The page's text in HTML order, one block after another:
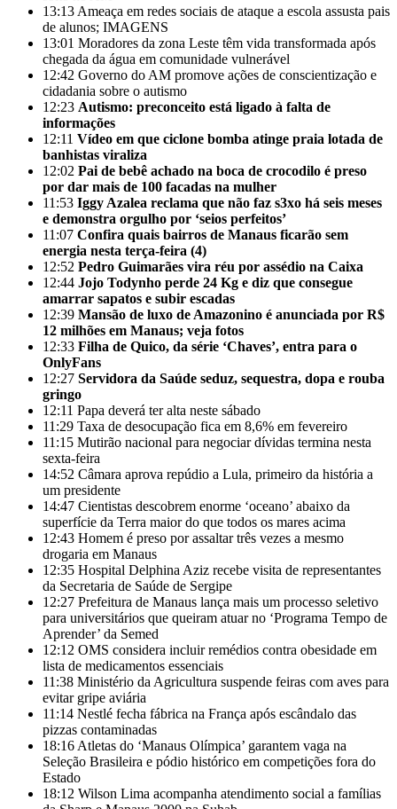
13:13 Ameaça em redes sociais de ataque a escola assusta pais
de alunos; IMAGENS
13:01 Moradores da zona Leste têm vida transformada após
chegada da água em comunidade vulnerável
12:42 Governo do AM promove ações de conscientização e
cidadania sobre o autismo
12:23 Autismo: preconceito está ligado à falta de
informações
12:11 Vídeo em que ciclone bomba atinge praia lotada de
banhistas viraliza
12:02 Pai de bebê achado na boca de crocodilo é preso
por dar mais de 100 facadas na mulher
11:53 Iggy Azalea reclama que não faz s3xo há seis meses
e demonstra orgulho por ‘seios perfeitos’
11:07 Confira quais bairros de Manaus ficarão sem
energia nesta terça-feira (4)
12:52 Pedro Guimarães vira réu por assédio na Caixa
12:44 Jojo Todynho perde 24 Kg e diz que consegue
amarrar sapatos e subir escadas
12:39 Mansão de luxo de Amazonino é anunciada por R$
12 milhões em Manaus; veja fotos
12:33 Filha de Quico, da série ‘Chaves’, entra para o
OnlyFans
12:27 Servidora da Saúde seduz, sequestra, dopa e rouba
gringo
12:11 Papa deverá ter alta neste sábado
11:29 Taxa de desocupação fica em 8,6% em fevereiro
11:15 Mutirão nacional para negociar dívidas termina nesta
sexta-feira
14:52 Câmara aprova repúdio a Lula, primeiro da história a
um presidente
14:47 Cientistas descobrem enorme ‘oceano’ abaixo da
superfície da Terra maior do que todos os mares acima
12:43 Homem é preso por assaltar três vezes a mesmo
drogaria em Manaus
12:35 Hospital Delphina Aziz recebe visita de representantes
da Secretaria de Saúde de Sergipe
12:27 Prefeitura de Manaus lança mais um processo seletivo
para universitários que queiram atuar no ‘Programa Tempo de
Aprender’ da Semed
12:12 OMS considera incluir remédios contra obesidade em
lista de medicamentos essenciais
11:38 Ministério da Agricultura suspende feiras com aves para
evitar gripe aviária
11:14 Nestlé fecha fábrica na França após escândalo das
pizzas contaminadas
18:16 Atletas do ‘Manaus Olímpica’ garantem vaga na
Seleção Brasileira e pódio histórico em competições fora do
Estado
18:12 Wilson Lima acompanha atendimento social a famílias